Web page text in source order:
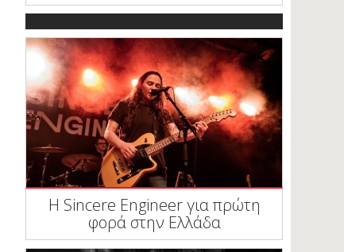
Η Sincere Engineer για πρώτη
φορά στην Ελλάδα